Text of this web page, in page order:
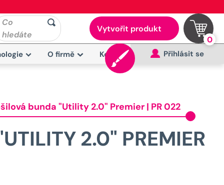
Co
hledáte
Vytvořit produkt
0
O firmě Kontakt Přihlásit se
bunda "Utility 2.0" Premier | PR 022
2.0" PREMIER